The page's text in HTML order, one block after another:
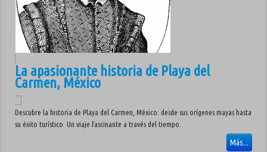
La apasionante historia de Playa del
Carmen, México
Descubre la historia de Playa del Carmen, México: desde sus orígenes mayas hasta
su éxito turístico. Un viaje fascinante a través del tiempo.
Más...